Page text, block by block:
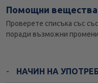
Помощни вещества
Проверете списъка със
поради възможни
НАЧИН НА